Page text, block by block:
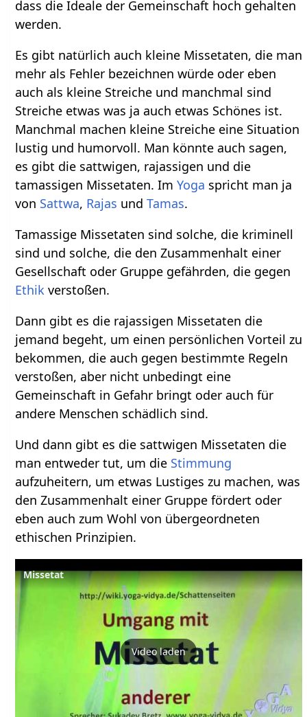
dass die Ideale der Gemeinschaft hoch gehalten
werden.
Es gibt natürlich auch kleine Missetaten, die man
mehr als Fehler bezeichnen würde oder eben
auch als kleine Streiche und manchmal sind
Streiche etwas was ja auch etwas Schönes ist.
Manchmal machen kleine Streiche eine Situation
lustig und humorvoll. Man könnte auch sagen,
es gibt die sattwigen, rajassigen und die
tamassigen Missetaten. ImYoga spricht man ja
von Sattwa, Rajas undTamas.
Tamassige Missetaten sind solche, die kriminell
sind und solche, die den Zusammenhalt einer
Gesellschaft oder Gruppe gefährden, die gegen
Ethik verstoßen.
Dann gibt es die rajassigen Missetaten die
jemand begeht, um einen persönlichen Vorteil zu
bekommen, die auch gegen bestimmte Regeln
verstoßen, aber nicht unbedingt eine
Gemeinschaft in Gefahr bringt oder auch für
andere Menschen schädlich sind.
Und dann gibt es die sattwigen Missetaten die
man entweder tut, um die Stimmung
aufzuheitern, um etwas Lustiges zu machen, was
den Zusammenhalt einer Gruppe fördert oder
eben auch zum Wohl von übergeordneten
ethischen Prinzipien.
Missetat
Video laden